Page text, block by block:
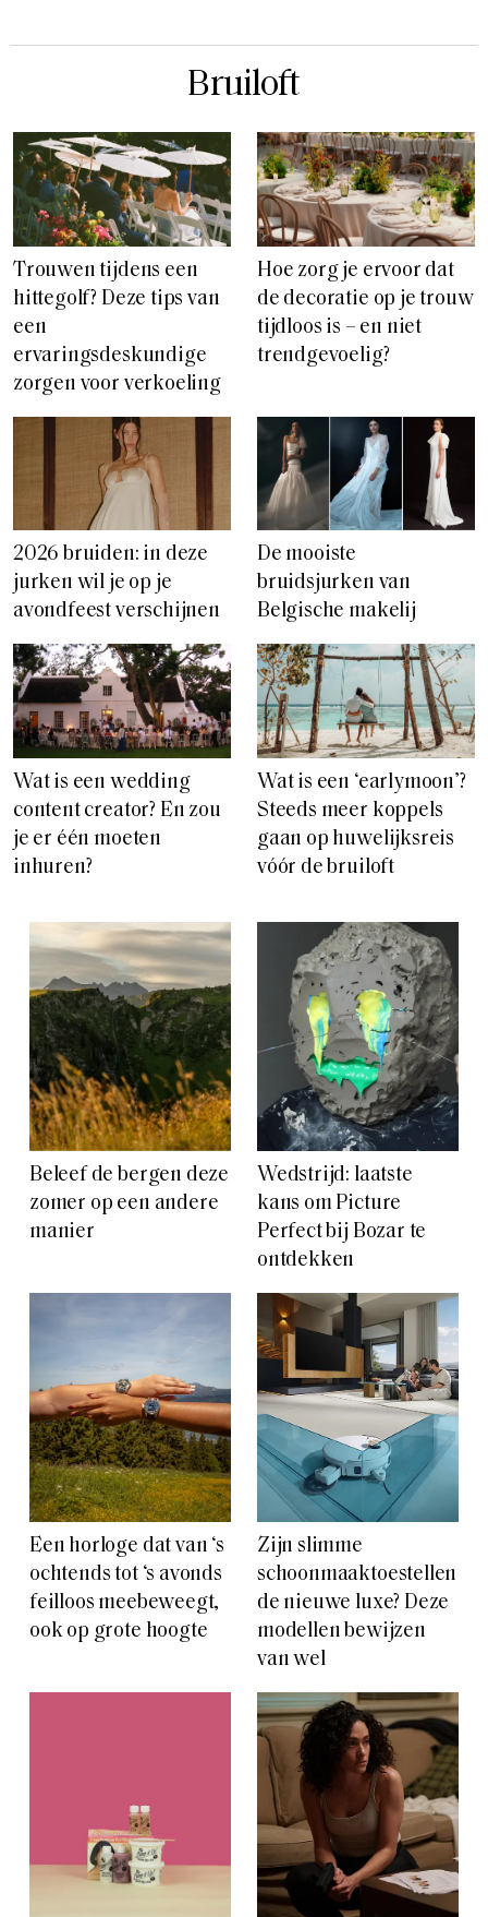
Bruiloft
Trouwen tijdens een
hittegolf? Deze tips van
een
ervaringsdeskundige
zorgen voor verkoeling
Hoe zorg je ervoor dat
de decoratie op je trouw
tijdloos is – en niet
trendgevoelig?
2026 bruiden: in deze
jurken wil je op je
avondfeest verschijnen
De mooiste
bruidsjurken van
Belgische makelij
Wat is een wedding
content creator? En zou
je er één moeten
inhuren?
Wat is een ‘earlymoon’?
Steeds meer koppels
gaan op huwelijksreis
vóór de bruiloft
Beleef de bergen deze
zomer op een andere
manier
Wedstrijd: laatste
kans om Picture
Perfect bij Bozar te
ontdekken
Een horloge dat van ‘s
ochtends tot ‘s avonds
feilloos meebeweegt,
ook op grote hoogte
Zijn slimme
schoonmaaktoestellen
de nieuwe luxe? Deze
modellen bewijzen
van wel